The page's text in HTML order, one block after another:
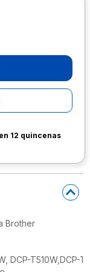
12 quincenas
Brother
DCP-T510W,DCP-